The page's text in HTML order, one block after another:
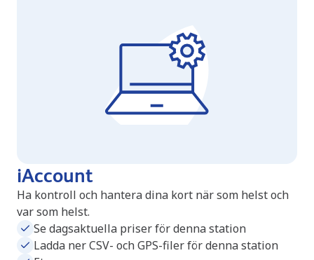
iAccount
Ha kontroll och hantera dina kort när som helst och
var som helst.
Se dagsaktuella priser för denna station
Ladda ner CSV- och GPS-filer för denna station